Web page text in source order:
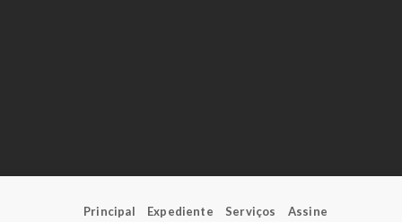
Principal Expediente Serviços
Assine